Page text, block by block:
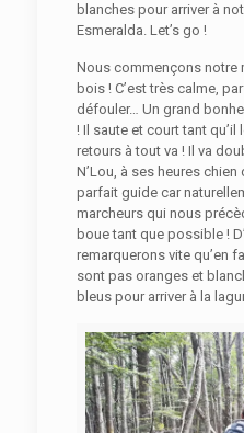
blanches pour arriver à
Esmeralda. Let’s go !
Nous commençons notre
bois ! C’est très calme,
défouler… Un grand
! Il saute et court tant
retours à tout va ! Il va
N’Lou, à ses heures
parfait guide car
marcheurs qui nous
boue tant que possible !
remarquerons vite qu’en
sont pas oranges et
bleus pour arriver à la